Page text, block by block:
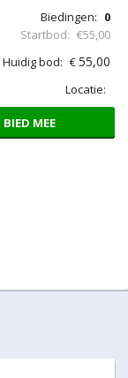
Biedingen: 0
Startbod: €55,00
Huidig bod: €55,00
Locatie:
BIED MEE